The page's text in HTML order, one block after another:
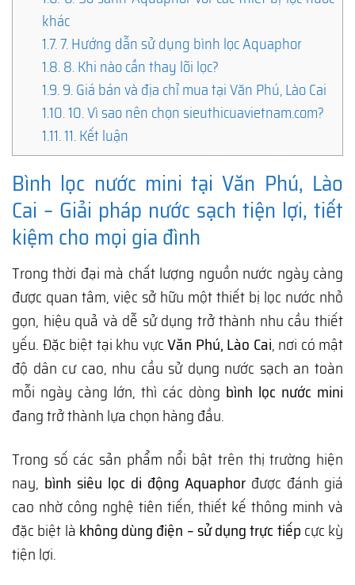
khác
1.7.7. Hướng dẫn sử dụng bình lọc Aquaphor
1.8.8. Khi nào cần thay lõi lọc?
1.9.9. Giá bán và địa chỉ mua tại Văn Phú, Lào Cai
1.10.10. Vì sao nên chọn sieuthicuavietnam.com?
1.11.11. Kết luận
Bình lọc nước mini tại Văn Phú, Lào
Cai – Giải pháp nước sạch tiện lợi, tiết
kiệm cho mọi gia đình
Trong thời đại mà chất lượng nguồn nước ngày càng
được quan tâm, việc sở hữu một thiết bị lọc nước nhỏ
gọn, hiệu quả và dễ sử dụng trở thành nhu cầu thiết
yếu. Đặc biệt tại khu vựcVăn Phú, Lào Cai, nơi có mật
độ dân cư cao, nhu cầu sử dụng nước sạch an toàn
mỗi ngày càng lớn, thì các dòng bình lọc nước mini
đang trở thành lựa chọn hàng đầu.
Trong số các sản phẩm nổi bật trên thị trường hiện
nay, bình siêu lọc di động Aquaphor được đánh giá
cao nhờ công nghệ tiên tiến, thiết kế thông minh và
đặc biệt là không dùng điện – sử dụng trực tiếp cực kỳ
tiện lợi.